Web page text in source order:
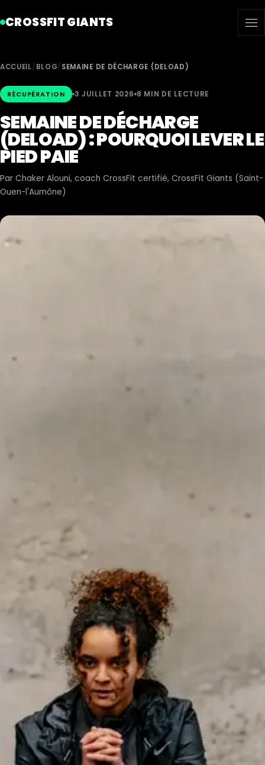
CROSSFIT GIANTS
ACCUEIL/ BLOG/ SEMAINE DE DÉCHARGE (DELOAD)
RÉCUPÉRATION 3 JUILLET 2026 8 MIN DE LECTURE
SEMAINE DE DÉCHARGE
(DELOAD) : POURQUOI LEVER LE
PIED PAIE
Par Chaker Alouni, coach CrossFit certifié, CrossFit Giants (Saint-
Ouen-l'Aumône)